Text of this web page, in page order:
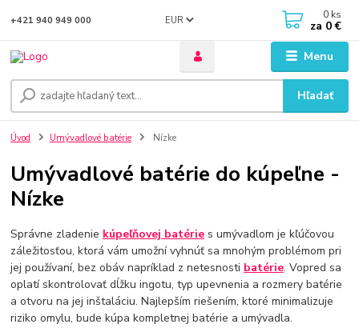
Menu
EUR
Hľadať
+421 940 949 000 0 ks
za 0 €
Úvod Umývadlové batérie Nízke
Umývadlové batérie do kúpeľne -
Nízke
Správne zladenie kúpeľňovej batérie s umývadlom je kľúčovou
záležitosťou, ktorá vám umožní vyhnúť sa mnohým problémom pri
jej používaní, bez obáv napríklad z netesnosti batérie. Vopred sa
oplatí skontrolovať dĺžku ingotu, typ upevnenia a rozmery batérie
a otvoru na jej inštaláciu. Najlepším riešením, ktoré minimalizuje
riziko omylu, bude kúpa kompletnej batérie a umývadla.